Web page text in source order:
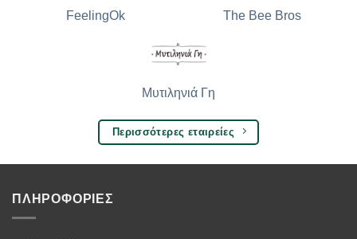
FeelingOk The Bee Bros
Μυτιληνιά Γη
Περισσότερες εταιρείες
ΠΛΗΡΟΦΟΡΙΕΣ